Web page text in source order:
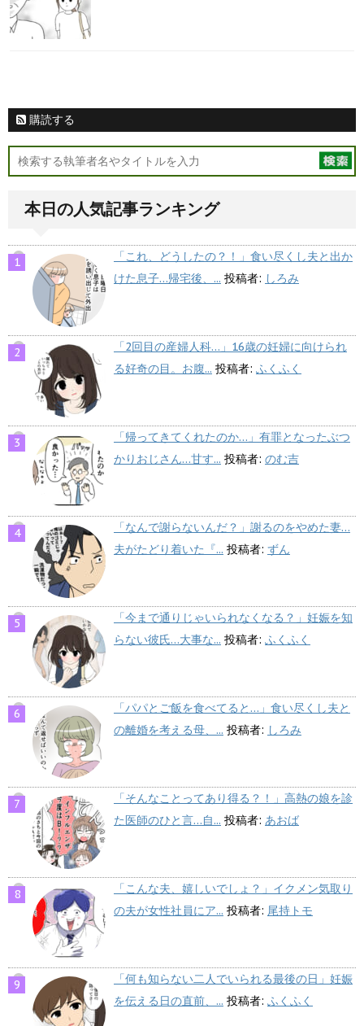
購読する
本日の人気記事ランキング
「これ、どうしたの？！」食い尽くし夫と出か
けた息子…帰宅後、... 投稿者: しろみ
「2回目の産婦人科…」16歳の妊婦に向けられ
る好奇の目。お腹... 投稿者: ふくふく
「帰ってきてくれたのか…」有罪となったぶつ
かりおじさん…甘す... 投稿者: のむ吉
「なんで謝らないんだ？」謝るのをやめた妻…
夫がたどり着いた『... 投稿者: ずん
「今まで通りじゃいられなくなる？」妊娠を知
らない彼氏…大事な... 投稿者: ふくふく
「パパとご飯を食べてると…」食い尽くし夫と
の離婚を考える母、... 投稿者: しろみ
「そんなことってあり得る？！」高熱の娘を診
た医師のひと言…自... 投稿者: あおば
「こんな夫、嬉しいでしょ？」イクメン気取り
の夫が女性社員にア... 投稿者: 尾持トモ
「何も知らない二人でいられる最後の日」妊娠
を伝える日の直前、... 投稿者: ふくふく